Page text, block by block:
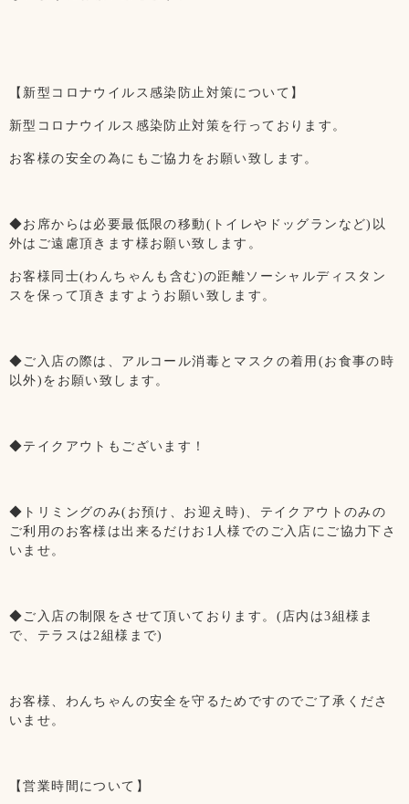
【新型コロナウイルス感染防止対策について】
新型コロナウイルス感染防止対策を行っております。
お客様の安全の為にもご協力をお願い致します。
◆お席からは必要最低限の移動(トイレやドッグランなど)以
外はご遠慮頂きます様お願い致します。
お客様同士(わんちゃんも含む)の距離ソーシャルディスタン
スを保って頂きますようお願い致します。
◆ご入店の際は、アルコール消毒とマスクの着用(お食事の時
以外)をお願い致します。
◆テイクアウトもございます！
◆トリミングのみ(お預け、お迎え時)、テイクアウトのみの
ご利用のお客様は出来るだけお1人様でのご入店にご協力下さ
いませ。
◆ご入店の制限をさせて頂いております。(店内は3組様ま
で、テラスは2組様まで)
お客様、わんちゃんの安全を守るためですのでご了承くださ
いませ。
【営業時間について】